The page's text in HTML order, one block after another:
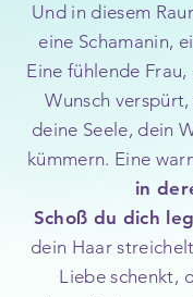
Und in diesem
eine Schamanin,
Eine fühlende
Wunsch
deine Seele, dein
kümmern. Eine
in
Schoß du dich
dein Haar
Liebe schenkt,